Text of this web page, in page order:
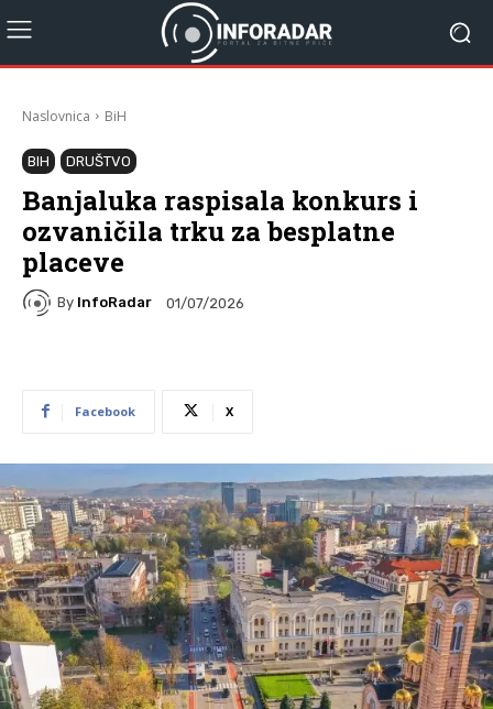
Naslovnica BiH
BIH DRUŠTVO
Banjaluka raspisala konkurs i
ozvaničila trku za besplatne
placeve
By InfoRadar 01/07/2026
Facebook X